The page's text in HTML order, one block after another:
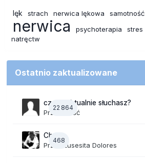
lęk strach nerwica lękowa samotność
nerwica psychoterapia stres
natręctw
Ostatnio zaktualizowane
22 864
czego aktualnie słuchasz?
Przez Gość
468
Chaos
PrzezLusesita Dolores